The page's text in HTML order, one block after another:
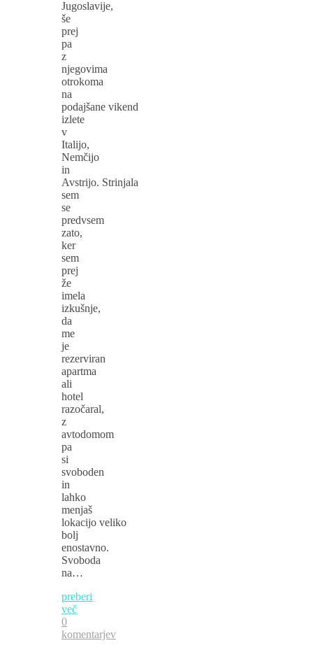
Jugoslavije,
še
prej
pa
z
njegovima
otrokoma
na
podajšane vikend
izlete
v
Italijo,
Nemčijo
in
Avstrijo. Strinjala
sem
se
predvsem
zato,
ker
sem
prej
že
imela
izkušnje,
da
me
je
rezerviran
apartma
ali
hotel
razočaral,
z
avtodomom
pa
si
svoboden
in
lahko
menjaš
lokacijo veliko
bolj
enostavno.
Svoboda
na…
preberi
več
0
komentarjev